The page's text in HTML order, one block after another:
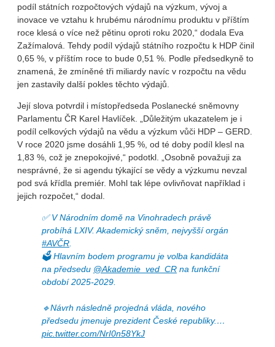
podíl státních rozpočtových výdajů na výzkum, vývoj a
inovace ve vztahu k hrubému národnímu produktu v příštím
roce klesá o více než pětinu oproti roku 2020,“ dodala Eva
Zažímalová. Tehdy podíl výdajů státního rozpočtu k HDP činil
0,65 %, v příštím roce to bude 0,51 %. Podle předsedkyně to
znamená, že zmíněné tři miliardy navíc v rozpočtu na vědu
jen zastavily další pokles těchto výdajů.
Její slova potvrdil i místopředseda Poslanecké sněmovny
Parlamentu ČR Karel Havlíček. „Důležitým ukazatelem je i
podíl celkových výdajů na vědu a výzkum vůči HDP – GERD.
V roce 2020 jsme dosáhli 1,95 %, od té doby podíl klesl na
1,83 %, což je znepokojivé,“ podotkl. „Osobně považuji za
nesprávné, že si agendu týkající se vědy a výzkumu nevzal
pod svá křídla premiér. Mohl tak lépe ovlivňovat například i
jejich rozpočet,“ dodal.
✅ V Národním domě na Vinohradech právě
probíhá LXIV. Akademický sněm, nejvyšší orgán
#AVČR.
🗳️ Hlavním bodem programu je volba kandidáta
na předsedu @Akademie_ved_CR na funkční
období 2025-2029.
🔹Návrh následně projedná vláda, nového
předsedu jmenuje prezident České republiky.…
pic.twitter.com/NrI0n58YkJ